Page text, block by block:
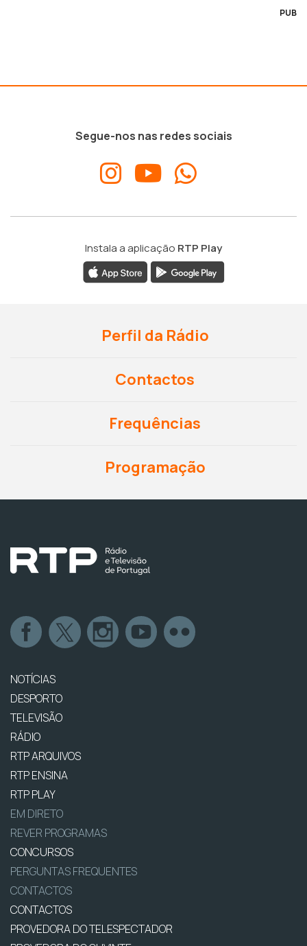
PUB
Segue-nos nas redes sociais
Instala a aplicação RTP Play
Perfil da Rádio
Contactos
Frequências
Programação
NOTÍCIAS
DESPORTO
TELEVISÃO
RÁDIO
RTP ARQUIVOS
RTP ENSINA
RTP PLAY
EM DIRETO
REVER PROGRAMAS
CONCURSOS
PERGUNTAS FREQUENTES
CONTACTOS
CONTACTOS
PROVEDORA DO TELESPECTADOR